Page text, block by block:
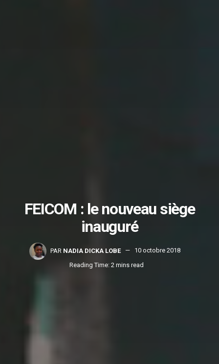
FEICOM : le nouveau siège
inauguré
PAR NADIA DICKA LOBE
10 octobre 2018
Reading Time: 2 mins read